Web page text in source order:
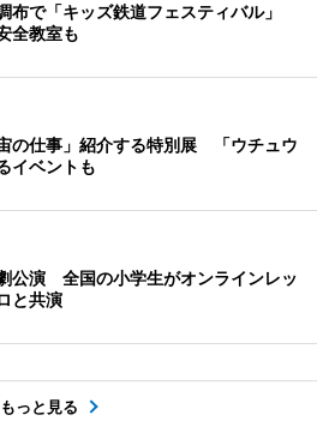
布で「キッズ鉄道フェスティバル」
全教室も
宙の仕事」紹介する特別展 「ウチュウ
イベントも
公演 全国の小学生がオンラインレッ
と共演
もっと見る